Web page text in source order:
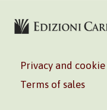
Privacy and cookie
Terms of sales